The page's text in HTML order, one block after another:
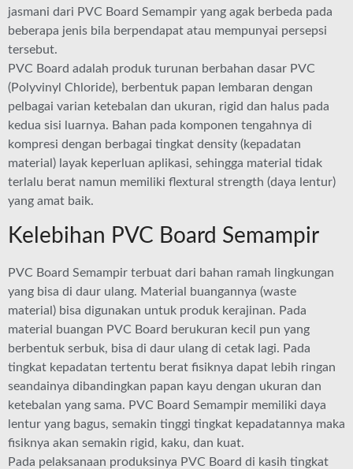
jasmani dari PVC Board Semampir yang agak berbeda pada
beberapa jenis bila berpendapat atau mempunyai persepsi
tersebut.
PVC Board adalah produk turunan berbahan dasar PVC
(Polyvinyl Chloride), berbentuk papan lembaran dengan
pelbagai varian ketebalan dan ukuran, rigid dan halus pada
kedua sisi luarnya. Bahan pada komponen tengahnya di
kompresi dengan berbagai tingkat density (kepadatan
material) layak keperluan aplikasi, sehingga material tidak
terlalu berat namun memiliki flextural strength (daya lentur)
yang amat baik.
Kelebihan PVC Board Semampir
PVC Board Semampir terbuat dari bahan ramah lingkungan
yang bisa di daur ulang. Material buangannya (waste
material) bisa digunakan untuk produk kerajinan. Pada
material buangan PVC Board berukuran kecil pun yang
berbentuk serbuk, bisa di daur ulang di cetak lagi. Pada
tingkat kepadatan tertentu berat fisiknya dapat lebih ringan
seandainya dibandingkan papan kayu dengan ukuran dan
ketebalan yang sama. PVC Board Semampir memiliki daya
lentur yang bagus, semakin tinggi tingkat kepadatannya maka
fisiknya akan semakin rigid, kaku, dan kuat.
Pada pelaksanaan produksinya PVC Board di kasih tingkat